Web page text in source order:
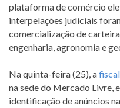
plataforma de comércio
interpelações judiciais
comercialização de
engenharia, agronomia e
Na quinta-feira (25), a
na sede do Mercado Livre,
identificação de anúncios